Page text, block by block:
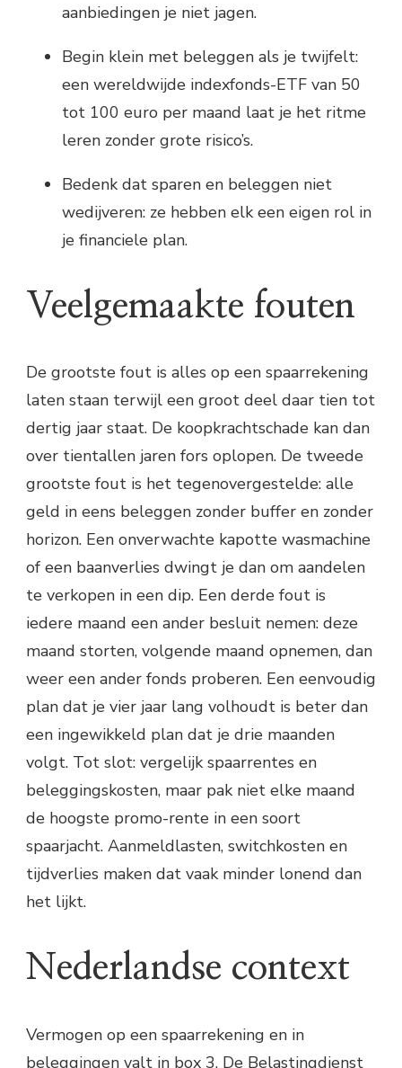
aanbiedingen je niet jagen.
Begin klein met beleggen als je twijfelt:
een wereldwijde indexfonds-ETF van 50
tot 100 euro per maand laat je het ritme
leren zonder grote risico’s.
Bedenk dat sparen en beleggen niet
wedijveren: ze hebben elk een eigen rol in
je financiele plan.
Veelgemaakte fouten
De grootste fout is alles op een spaarrekening
laten staan terwijl een groot deel daar tien tot
dertig jaar staat. De koopkrachtschade kan dan
over tientallen jaren fors oplopen. De tweede
grootste fout is het tegenovergestelde: alle
geld in eens beleggen zonder buffer en zonder
horizon. Een onverwachte kapotte wasmachine
of een baanverlies dwingt je dan om aandelen
te verkopen in een dip. Een derde fout is
iedere maand een ander besluit nemen: deze
maand storten, volgende maand opnemen, dan
weer een ander fonds proberen. Een eenvoudig
plan dat je vier jaar lang volhoudt is beter dan
een ingewikkeld plan dat je drie maanden
volgt. Tot slot: vergelijk spaarrentes en
beleggingskosten, maar pak niet elke maand
de hoogste promo-rente in een soort
spaarjacht. Aanmeldlasten, switchkosten en
tijdverlies maken dat vaak minder lonend dan
het lijkt.
Nederlandse context
Vermogen op een spaarrekening en in
beleggingen valt in box 3. De Belastingdienst